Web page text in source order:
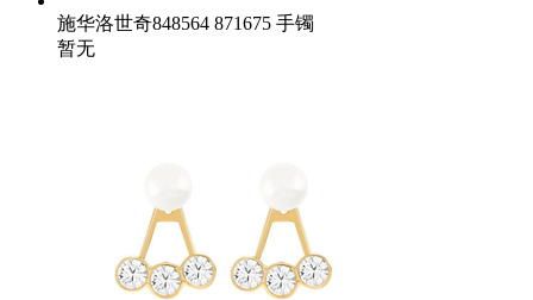
施华洛世奇848564 871675 手镯
暂无